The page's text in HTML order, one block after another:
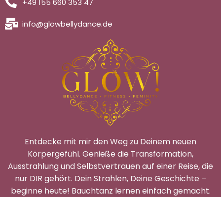
info@glowbellydance.de
Entdecke mit mir den Weg zu Deinem neuen
Körpergefühl. Genieße die Transformation,
Ausstrahlung und Selbstvertrauen auf einer Reise, die
nur DIR gehört. Dein Strahlen, Deine Geschichte –
beginne heute! Bauchtanz lernen einfach gemacht.